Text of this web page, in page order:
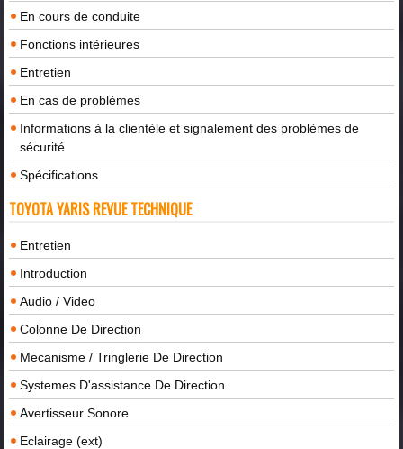
En cours de conduite
Fonctions intérieures
Entretien
En cas de problèmes
Informations à la clientèle et signalement des problèmes de
sécurité
Spécifications
TOYOTA YARIS REVUE TECHNIQUE
Entretien
Introduction
Audio / Video
Colonne De Direction
Mecanisme / Tringlerie De Direction
Systemes D'assistance De Direction
Avertisseur Sonore
Eclairage (ext)